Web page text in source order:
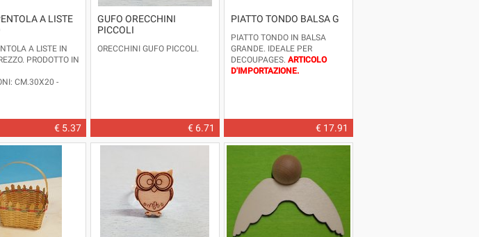
A LISTE
A LISTE IN
PRODOTTO IN
CM.30X20 -
€ 5.37
GUFO ORECCHINI
PICCOLI
ORECCHINI GUFO PICCOLI.
€ 6.71
PIATTO TONDO BALSA G
PIATTO TONDO IN BALSA
GRANDE. IDEALE PER
DECOUPAGES. ARTICOLO
D'IMPORTAZIONE.
€ 17.91